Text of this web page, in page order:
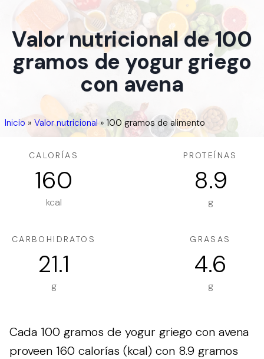
Valor nutricional de 100
gramos de yogur griego
con avena
Inicio » Valor nutricional» 100 gramos de alimento
CALORÍAS
160
kcal
PROTEÍNAS
8.9
g
CARBOHIDRATOS
21.1
g
GRASAS
4.6
g
Cada 100 gramos de yogur griego con avena
proveen 160 calorías (kcal) con 8.9 gramos